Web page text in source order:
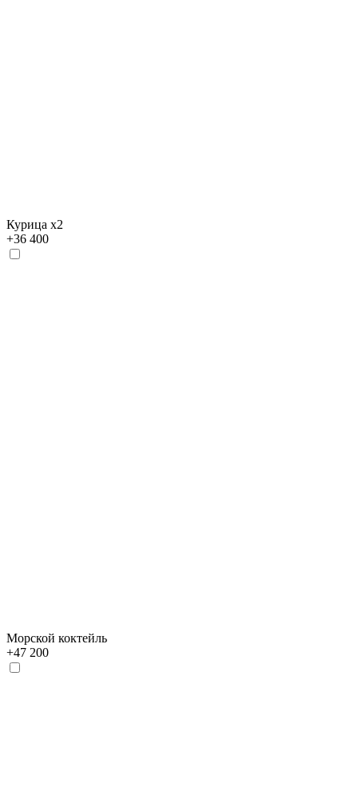
Курица х2
+36 400
Морской коктейль
+47 200